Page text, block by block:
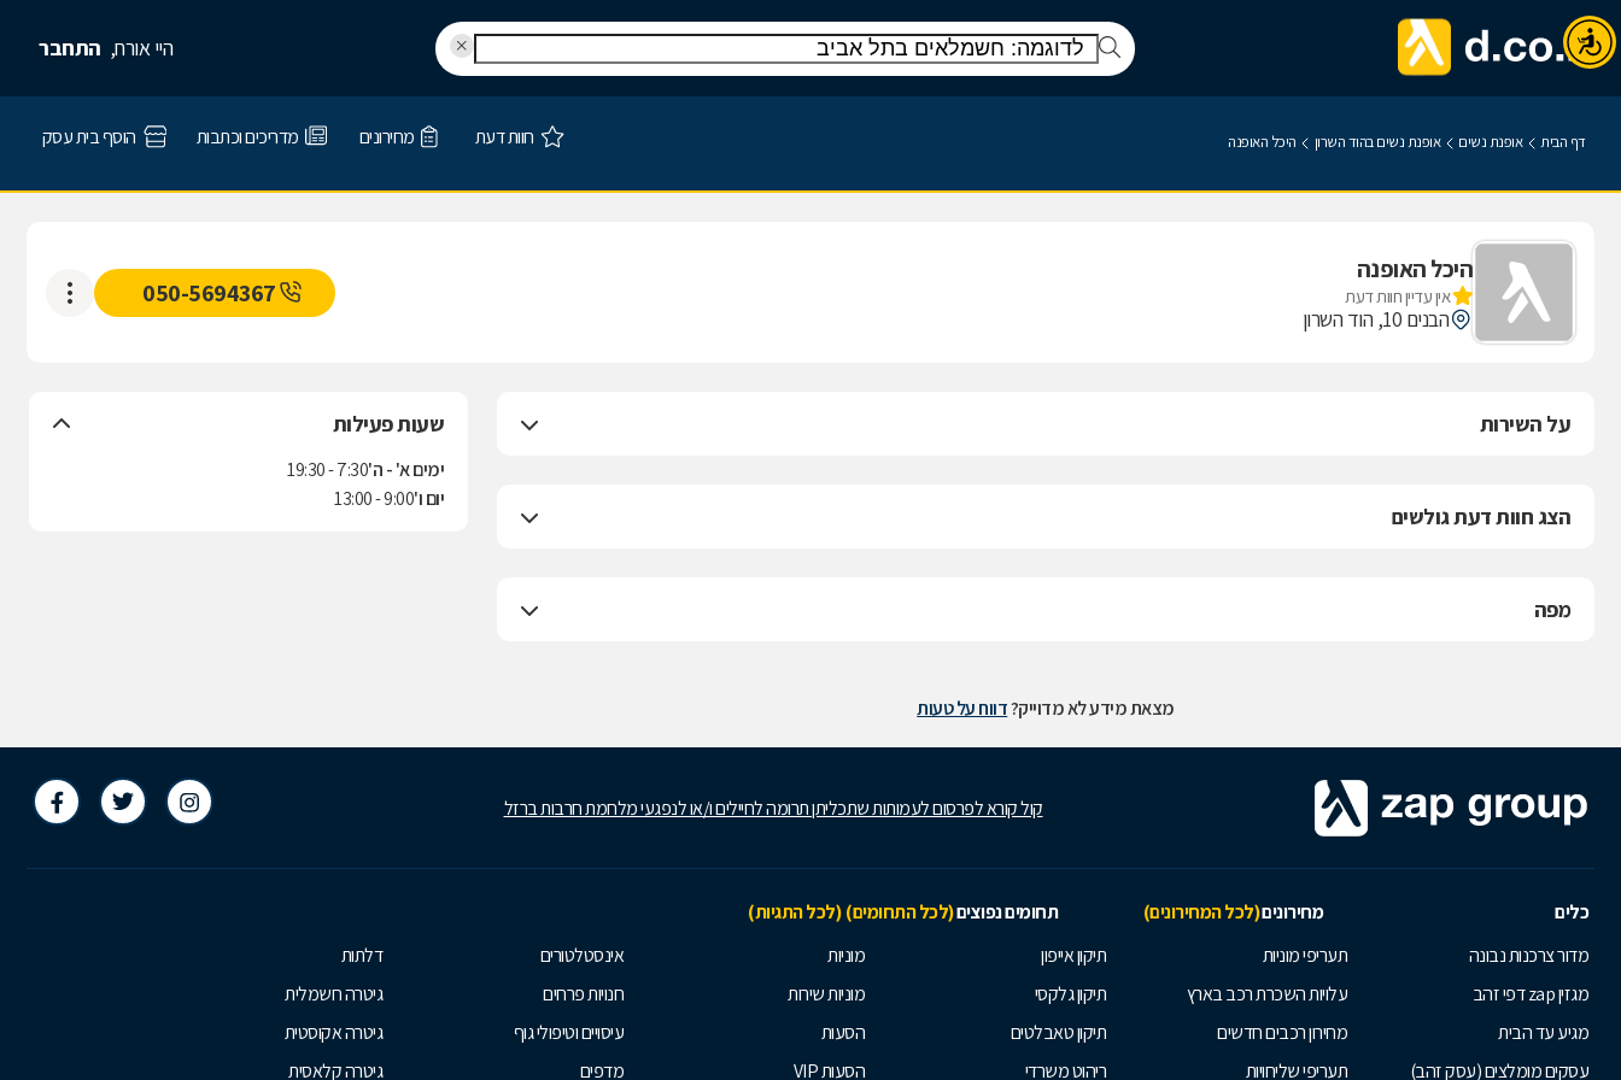
היי אורח, התחבר
דף הבית אופנת נשים אופנת נשים בהוד השרון היכל האופנה חוות דעת מחירונים מדריכים וכתבות הוסף בית עסק
היכל האופנה
אין עדיין חוות דעת
הבנים 10, הוד השרון
050-5694367
על השירות
הצג חוות דעת גולשים
מפה
שעות פעילות
ימים א' - ה'7:30 - 19:30
יום ו'9:00 - 13:00
מצאת מידע לא מדוייק?דווח על טעות
קול קורא לפרסום לעמותות שתכליתן תרומה לחיילים ו/או לנפגעי מלחמת חרבות ברזל
כלים מחירונים(לכל המחירונים) תחומים נפוצים(לכל התחומים) (לכל התגיות)
מדור צרכנות נבונה
מגזין zap דפי זהב
מגיע עד הבית
עסקים מומלצים (עסק זהב)
תעריפי מוניות
עלויות השכרת רכב בארץ
מחירון רכבים חדשים
תעריפי שליחויות
תיקון אייפון
תיקון גלקסי
תיקון טאבלטים
ריהוט משרדי
מוניות
מוניות שירות
הסעות
הסעות VIP
אינסטלטורים
חנויות פרחים
עיסויים וטיפולי גוף
מדפים
דלתות
גיטרה חשמלית
גיטרה אקוסטית
גיטרה קלאסית